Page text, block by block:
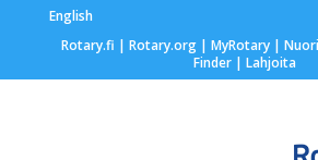
English
Rotary.fi | Rotary.org| MyRotary |
Finder| Lahjoita